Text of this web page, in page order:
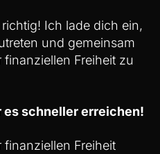
Ich lade dich ein,
und gemeinsam
Freiheit zu
es schneller erreichen!
finanziellen Freiheit